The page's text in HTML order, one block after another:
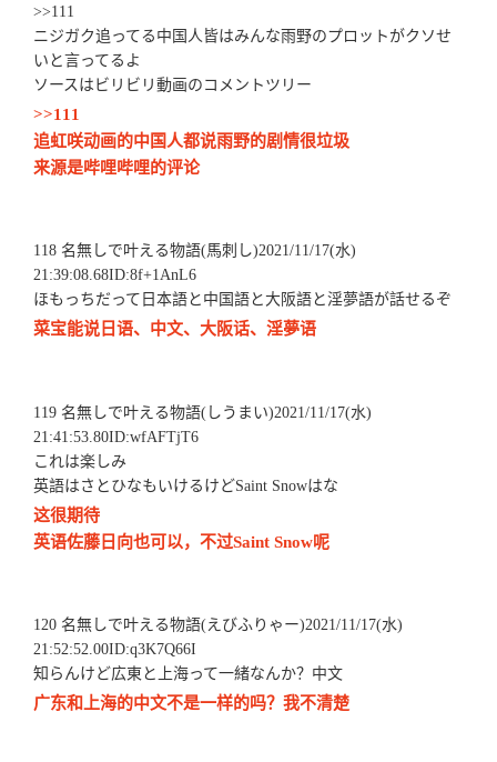
>>111
ニジガク追ってる中国人皆はみんな雨野のプロットがクソせ
いと言ってるよ
ソースはビリビリ動画のコメントツリー
>>111
追虹咲动画的中国人都说雨野的剧情很垃圾
来源是哔哩哔哩的评论
118 名無しで叶える物語(馬刺し)2021/11/17(水)
21:39:08.68ID:8f+1AnL6
ほもっちだって日本語と中国語と大阪語と淫夢語が話せるぞ
菜宝能说日语、中文、大阪话、淫夢语
119 名無しで叶える物語(しうまい)2021/11/17(水)
21:41:53.80ID:wfAFTjT6
これは楽しみ
英語はさとひなもいけるけどSaint Snowはな
这很期待
英语佐藤日向也可以，不过Saint Snow呢
120 名無しで叶える物語(えびふりゃー)2021/11/17(水)
21:52:52.00ID:q3K7Q66I
知らんけど広東と上海って一緒なんか？中文
广东和上海的中文不是一样的吗？我不清楚